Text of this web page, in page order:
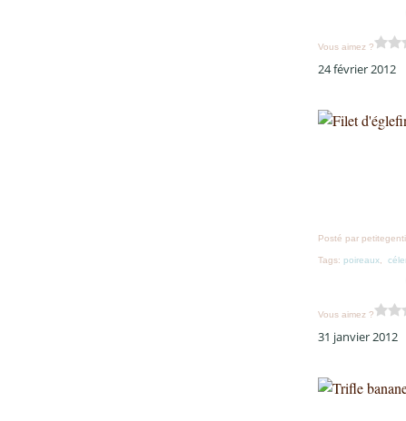
Vous aimez ?
24 février 2012
Posté par
Tags: poireaux
Vous aimez ?
31 janvier 2012